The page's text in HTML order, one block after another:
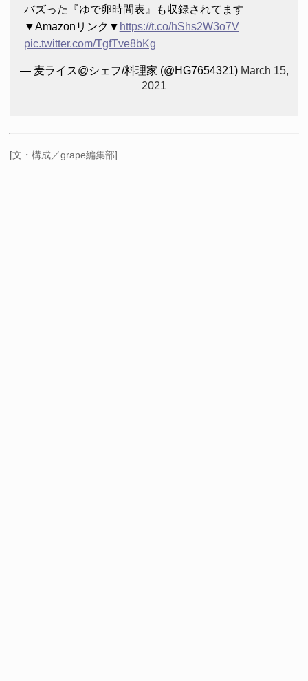
バズった『ゆで卵時間表』も収録されてます
▼Amazonリンク▼ https://t.co/hShs2W3o7V
pic.twitter.com/TgfTve8bKg
— 麦ライス@シェフ/料理家 (@HG7654321) March 15,
2021
[文・構成／grape編集部]